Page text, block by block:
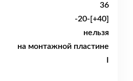
36
-20-[+40]
нельзя
на монтажной пластине
I